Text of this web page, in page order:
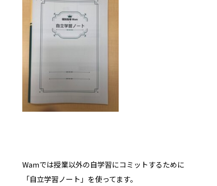
Wamでは授業以外の自学習にコミットするために
「自立学習ノート」を使ってます。